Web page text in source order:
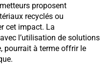
proposent
recyclés ou
cet impact. La
l’utilisation de solutions
pourrait à terme offrir le